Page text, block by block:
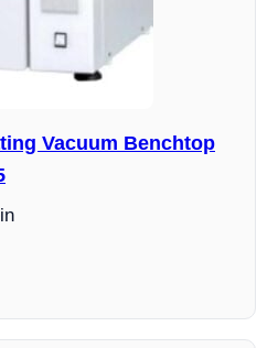
Vacuum Benchtop